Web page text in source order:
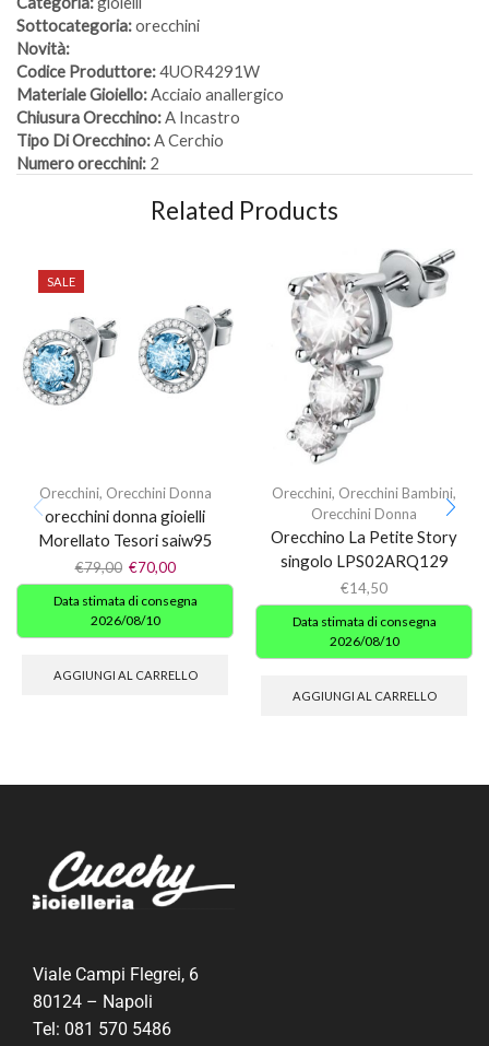
Sottocategoria:orecchini
Novità:
Codice Produttore:4UOR4291W
Materiale Gioiello:Acciaio anallergico
Chiusura Orecchino:A Incastro
Tipo Di Orecchino:A Cerchio
Numero orecchini: 2
Related Products
SALE
Orecchini, Orecchini Donna
orecchini donna gioielli
Morellato Tesori saiw95
€79,00 €70,00
Data stimata di consegna
2026/08/10
AGGIUNGI AL CARRELLO
Orecchini, Orecchini Bambini,
Orecchini Donna
Orecchino La Petite Story
singolo LPS02ARQ129
€14,50
Data stimata di consegna
2026/08/10
AGGIUNGI AL CARRELLO
Viale Campi Flegrei, 6
80124 – Napoli
Tel: 081 570 5486